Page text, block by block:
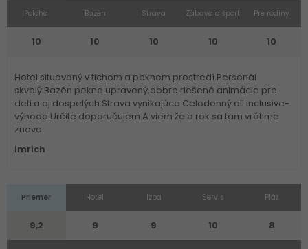
Poloha
10
Bazén
10
Strava
10
Zábava a šport
10
Pre rodiny
10
Hotel situovaný v tichom a peknom prostredí.Personál
skvelý.Bazén pekne upravený,dobre riešené animácie pre
deti a aj dospelých.Strava vynikajúca.Celodenný all inclusive-
výhoda.Určite doporučujem.A viem že o rok sa tam vrátime
znova.
Imrich
Priemer
9,2
Hotel
9
Izba
9
Servis
10
Pláž
8